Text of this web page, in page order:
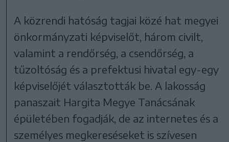
A közrendi hatóság tagjai közé hat megyei
önkormányzati képviselőt, három civilt,
valamint a rendőrség, a csendőrség, a
tűzoltóság és a prefektusi hivatal egy-egy
képviselőjét választották be. A lakosság
panaszait Hargita Megye Tanácsának
épületében fogadják, de az internetes és a
személyes megkereséseket is szívesen